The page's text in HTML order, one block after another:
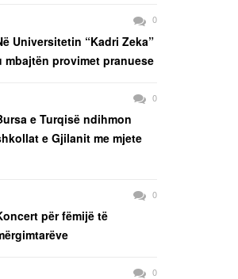
0
Universitetin “Kadri Zeka”
mbajtën provimet pranuese
0
e Turqisë ndihmon
e Gjilanit me mjete
0
për fëmijë të
0